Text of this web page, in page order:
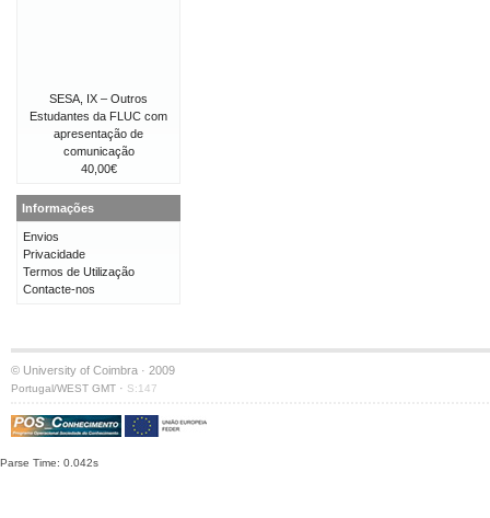
SESA, IX – Outros
Estudantes da FLUC com
apresentação de
comunicação
40,00€
Informações
Envios
Privacidade
Termos de Utilização
Contacte-nos
© University of Coimbra · 2009
Portugal/WEST GMT · S:147
Parse Time: 0.042s